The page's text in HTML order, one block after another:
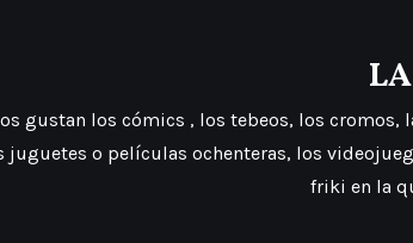
gustan los cómics , los tebeos, los
juguetes o películas ochenteras, los
friki en la